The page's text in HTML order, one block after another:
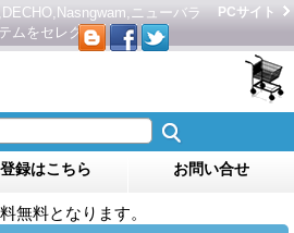
ニューバラ
ムをセレクト。
PCサイト
録はこちら お問い合せ
無料となります。